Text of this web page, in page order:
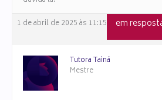
1 de abril de 2025 às 11:15
em
Tutora Tainá
Mestre